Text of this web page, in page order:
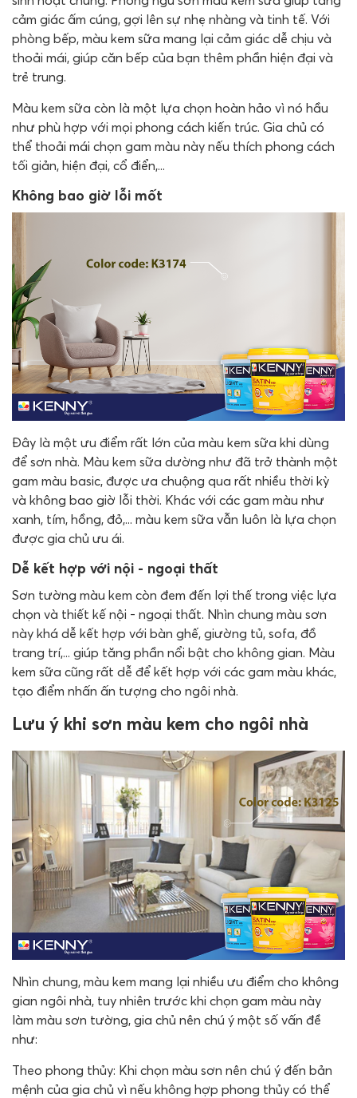
cảm giác ấm cúng, gợi lên sự nhẹ nhàng và tinh tế. Với
phòng bếp, màu kem sữa mang lại cảm giác dễ chịu và
thoải mái, giúp căn bếp của bạn thêm phần hiện đại và
trẻ trung.
Màu kem sữa còn là một lựa chọn hoàn hảo vì nó hầu
như phù hợp với mọi phong cách kiến trúc. Gia chủ có
thể thoải mái chọn gam màu này nếu thích phong cách
tối giản, hiện đại, cổ điển,...
Không bao giờ lỗi mốt
Đây là một ưu điểm rất lớn của màu kem sữa khi dùng
để sơn nhà. Màu kem sữa dường như đã trở thành một
gam màu basic, được ưa chuộng qua rất nhiều thời kỳ
và không bao giờ lỗi thời. Khác với các gam màu như
xanh, tím, hồng, đỏ,... màu kem sữa vẫn luôn là lựa chọn
được gia chủ ưu ái.
Dễ kết hợp với nội - ngoại thất
Sơn tường màu kem còn đem đến lợi thế trong việc lựa
chọn và thiết kế nội - ngoại thất. Nhìn chung màu sơn
này khá dễ kết hợp với bàn ghế, giường tủ, sofa, đồ
trang trí,... giúp tăng phần nổi bật cho không gian. Màu
kem sữa cũng rất dễ để kết hợp với các gam màu khác,
tạo điểm nhấn ấn tượng cho ngôi nhà.
Lưu ý khi sơn màu kem cho ngôi nhà
Nhìn chung, màu kem mang lại nhiều ưu điểm cho không
gian ngôi nhà, tuy nhiên trước khi chọn gam màu này
làm màu sơn tường, gia chủ nên chú ý một số vấn đề
như:
Theo phong thủy: Khi chọn màu sơn nên chú ý đến bản
mệnh của gia chủ vì nếu không hợp phong thủy có thể